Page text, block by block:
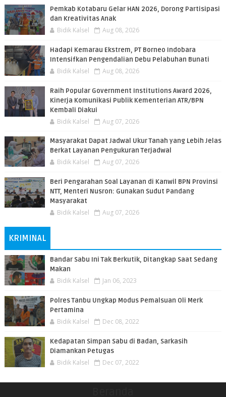
Pemkab Kotabaru Gelar HAN 2026, Dorong Partisipasi
dan Kreativitas Anak
Bidik Kalsel Aug 08, 2026
​Hadapi Kemarau Ekstrem, PT Borneo Indobara
Intensifkan Pengendalian Debu Pelabuhan Bunati
Bidik Kalsel Aug 08, 2026
Raih Popular Government Institutions Award 2026,
Kinerja Komunikasi Publik Kementerian ATR/BPN
Kembali Diakui
Bidik Kalsel Aug 07, 2026
Masyarakat Dapat Jadwal Ukur Tanah yang Lebih Jelas
Berkat Layanan Pengukuran Terjadwal
Bidik Kalsel Aug 07, 2026
Beri Pengarahan Soal Layanan di Kanwil BPN Provinsi
NTT, Menteri Nusron: Gunakan Sudut Pandang
Masyarakat
Bidik Kalsel Aug 07, 2026
KRIMINAL
Bandar Sabu Ini Tak Berkutik, Ditangkap Saat Sedang
Makan
Bidik Kalsel Jan 06, 2023
Polres Tanbu Ungkap Modus Pemalsuan Oli Merk
Pertamina
Bidik Kalsel Dec 08, 2022
Kedapatan Simpan Sabu di Badan, Sarkasih
Diamankan Petugas
Bidik Kalsel Dec 07, 2022